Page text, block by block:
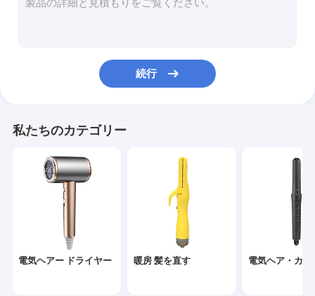
高速ヘアー ドライヤー
多機能ヘアスタイラー
続行
私たちのカテゴリー
電気ヘアー ドライヤー 暖房 髪を直す 電気ヘア・カー